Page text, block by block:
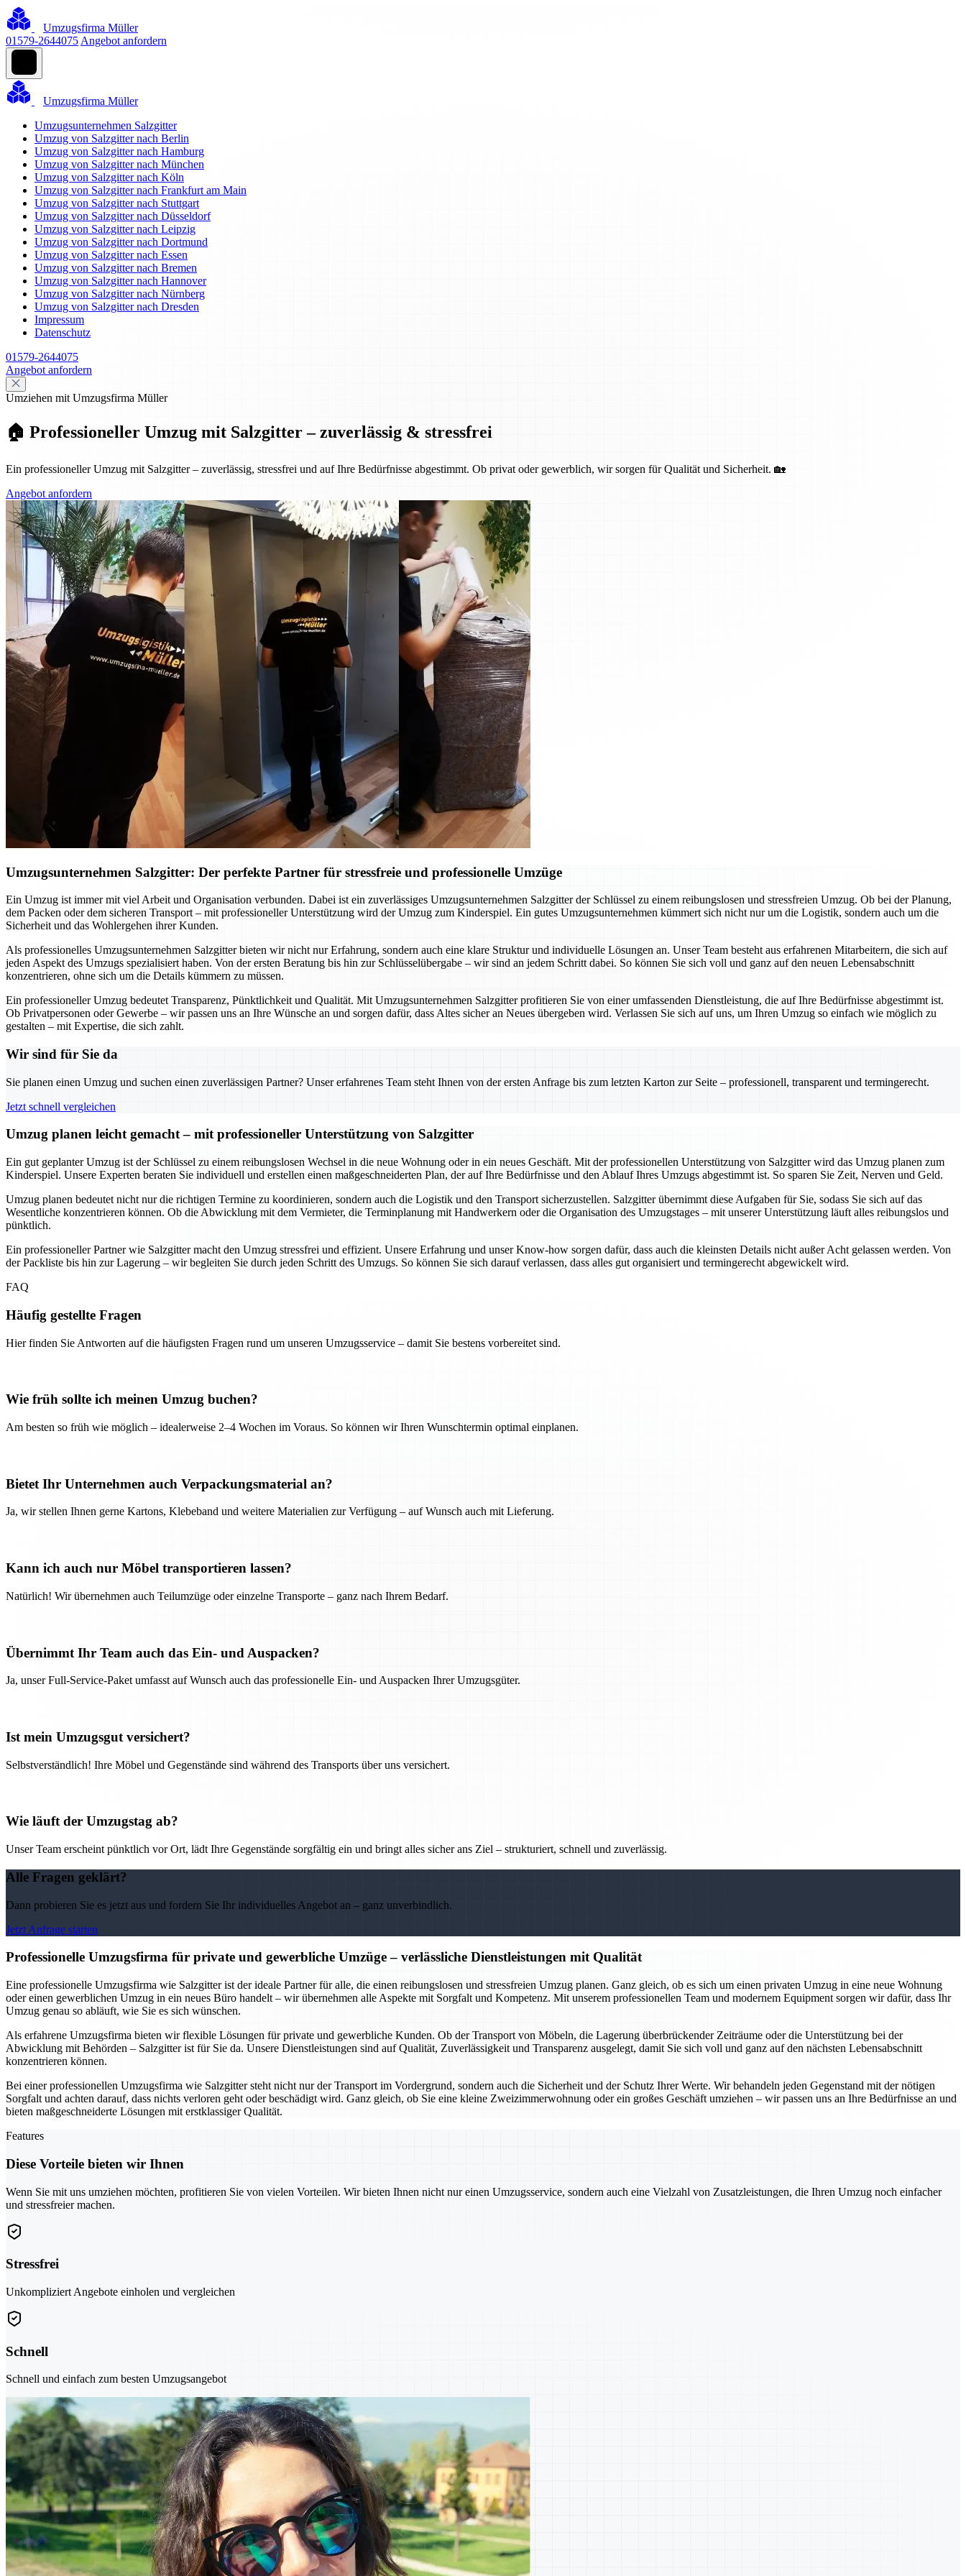
Umzugsfirma Müller
01579-2644075 Angebot anfordern
Umzugsfirma Müller
Umzugsunternehmen Salzgitter
Umzug von Salzgitter nach Berlin
Umzug von Salzgitter nach Hamburg
Umzug von Salzgitter nach München
Umzug von Salzgitter nach Köln
Umzug von Salzgitter nach Frankfurt am Main
Umzug von Salzgitter nach Stuttgart
Umzug von Salzgitter nach Düsseldorf
Umzug von Salzgitter nach Leipzig
Umzug von Salzgitter nach Dortmund
Umzug von Salzgitter nach Essen
Umzug von Salzgitter nach Bremen
Umzug von Salzgitter nach Hannover
Umzug von Salzgitter nach Nürnberg
Umzug von Salzgitter nach Dresden
Impressum
Datenschutz
01579-2644075
Angebot anfordern
Umziehen mit Umzugsfirma Müller
🏠 Professioneller Umzug mit Salzgitter – zuverlässig & stressfrei
Ein professioneller Umzug mit Salzgitter – zuverlässig, stressfrei und auf Ihre Bedürfnisse abgestimmt. Ob privat oder gewerblich, wir sorgen für Qualität und Sicherheit. 🏡
Angebot anfordern
Umzugsunternehmen Salzgitter: Der perfekte Partner für stressfreie und professionelle Umzüge
Ein Umzug ist immer mit viel Arbeit und Organisation verbunden. Dabei ist ein zuverlässiges Umzugsunternehmen Salzgitter der Schlüssel zu einem reibungslosen und stressfreien Umzug. Ob bei der Planung,
dem Packen oder dem sicheren Transport – mit professioneller Unterstützung wird der Umzug zum Kinderspiel. Ein gutes Umzugsunternehmen kümmert sich nicht nur um die Logistik, sondern auch um die
Sicherheit und das Wohlergehen ihrer Kunden.
Als professionelles Umzugsunternehmen Salzgitter bieten wir nicht nur Erfahrung, sondern auch eine klare Struktur und individuelle Lösungen an. Unser Team besteht aus erfahrenen Mitarbeitern, die sich auf
jeden Aspekt des Umzugs spezialisiert haben. Von der ersten Beratung bis hin zur Schlüsselübergabe – wir sind an jedem Schritt dabei. So können Sie sich voll und ganz auf den neuen Lebensabschnitt
konzentrieren, ohne sich um die Details kümmern zu müssen.
Ein professioneller Umzug bedeutet Transparenz, Pünktlichkeit und Qualität. Mit Umzugsunternehmen Salzgitter profitieren Sie von einer umfassenden Dienstleistung, die auf Ihre Bedürfnisse abgestimmt ist.
Ob Privatpersonen oder Gewerbe – wir passen uns an Ihre Wünsche an und sorgen dafür, dass Altes sicher an Neues übergeben wird. Verlassen Sie sich auf uns, um Ihren Umzug so einfach wie möglich zu
gestalten – mit Expertise, die sich zahlt.
Wir sind für Sie da
Sie planen einen Umzug und suchen einen zuverlässigen Partner? Unser erfahrenes Team steht Ihnen von der ersten Anfrage bis zum letzten Karton zur Seite – professionell, transparent und termingerecht.
Jetzt schnell vergleichen
Umzug planen leicht gemacht – mit professioneller Unterstützung von Salzgitter
Ein gut geplanter Umzug ist der Schlüssel zu einem reibungslosen Wechsel in die neue Wohnung oder in ein neues Geschäft. Mit der professionellen Unterstützung von Salzgitter wird das Umzug planen zum
Kinderspiel. Unsere Experten beraten Sie individuell und erstellen einen maßgeschneiderten Plan, der auf Ihre Bedürfnisse und den Ablauf Ihres Umzugs abgestimmt ist. So sparen Sie Zeit, Nerven und Geld.
Umzug planen bedeutet nicht nur die richtigen Termine zu koordinieren, sondern auch die Logistik und den Transport sicherzustellen. Salzgitter übernimmt diese Aufgaben für Sie, sodass Sie sich auf das
Wesentliche konzentrieren können. Ob die Abwicklung mit dem Vermieter, die Terminplanung mit Handwerkern oder die Organisation des Umzugstages – mit unserer Unterstützung läuft alles reibungslos und
pünktlich.
Ein professioneller Partner wie Salzgitter macht den Umzug stressfrei und effizient. Unsere Erfahrung und unser Know-how sorgen dafür, dass auch die kleinsten Details nicht außer Acht gelassen werden. Von
der Packliste bis hin zur Lagerung – wir begleiten Sie durch jeden Schritt des Umzugs. So können Sie sich darauf verlassen, dass alles gut organisiert und termingerecht abgewickelt wird.
FAQ
Häufig gestellte Fragen
Hier finden Sie Antworten auf die häufigsten Fragen rund um unseren Umzugsservice – damit Sie bestens vorbereitet sind.
Wie früh sollte ich meinen Umzug buchen?
Am besten so früh wie möglich – idealerweise 2–4 Wochen im Voraus. So können wir Ihren Wunschtermin optimal einplanen.
Bietet Ihr Unternehmen auch Verpackungsmaterial an?
Ja, wir stellen Ihnen gerne Kartons, Klebeband und weitere Materialien zur Verfügung – auf Wunsch auch mit Lieferung.
Kann ich auch nur Möbel transportieren lassen?
Natürlich! Wir übernehmen auch Teilumzüge oder einzelne Transporte – ganz nach Ihrem Bedarf.
Übernimmt Ihr Team auch das Ein- und Auspacken?
Ja, unser Full-Service-Paket umfasst auf Wunsch auch das professionelle Ein- und Auspacken Ihrer Umzugsgüter.
Ist mein Umzugsgut versichert?
Selbstverständlich! Ihre Möbel und Gegenstände sind während des Transports über uns versichert.
Wie läuft der Umzugstag ab?
Unser Team erscheint pünktlich vor Ort, lädt Ihre Gegenstände sorgfältig ein und bringt alles sicher ans Ziel – strukturiert, schnell und zuverlässig.
Alle Fragen geklärt?
Dann probieren Sie es jetzt aus und fordern Sie Ihr individuelles Angebot an – ganz unverbindlich.
Jetzt Anfrage starten
Professionelle Umzugsfirma für private und gewerbliche Umzüge – verlässliche Dienstleistungen mit Qualität
Eine professionelle Umzugsfirma wie Salzgitter ist der ideale Partner für alle, die einen reibungslosen und stressfreien Umzug planen. Ganz gleich, ob es sich um einen privaten Umzug in eine neue Wohnung
oder einen gewerblichen Umzug in ein neues Büro handelt – wir übernehmen alle Aspekte mit Sorgfalt und Kompetenz. Mit unserem professionellen Team und modernem Equipment sorgen wir dafür, dass Ihr
Umzug genau so abläuft, wie Sie es sich wünschen.
Als erfahrene Umzugsfirma bieten wir flexible Lösungen für private und gewerbliche Kunden. Ob der Transport von Möbeln, die Lagerung überbrückender Zeiträume oder die Unterstützung bei der
Abwicklung mit Behörden – Salzgitter ist für Sie da. Unsere Dienstleistungen sind auf Qualität, Zuverlässigkeit und Transparenz ausgelegt, damit Sie sich voll und ganz auf den nächsten Lebensabschnitt
konzentrieren können.
Bei einer professionellen Umzugsfirma wie Salzgitter steht nicht nur der Transport im Vordergrund, sondern auch die Sicherheit und der Schutz Ihrer Werte. Wir behandeln jeden Gegenstand mit der nötigen
Sorgfalt und achten darauf, dass nichts verloren geht oder beschädigt wird. Ganz gleich, ob Sie eine kleine Zweizimmerwohnung oder ein großes Geschäft umziehen – wir passen uns an Ihre Bedürfnisse an und
bieten maßgeschneiderte Lösungen mit erstklassiger Qualität.
Features
Diese Vorteile bieten wir Ihnen
Wenn Sie mit uns umziehen möchten, profitieren Sie von vielen Vorteilen. Wir bieten Ihnen nicht nur einen Umzugsservice, sondern auch eine Vielzahl von Zusatzleistungen, die Ihren Umzug noch einfacher
und stressfreier machen.
Stressfrei
Unkompliziert Angebote einholen und vergleichen
Schnell
Schnell und einfach zum besten Umzugsangebot